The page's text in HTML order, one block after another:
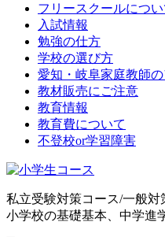
フリースクールについ
入試情報
勉強の仕方
学校の選び方
愛知・岐阜家庭教師の
教材販売にご注意
教育情報
教育費について
不登校or学習障害
私立受験対策コース/一般対
小学校の基礎基本、中学進